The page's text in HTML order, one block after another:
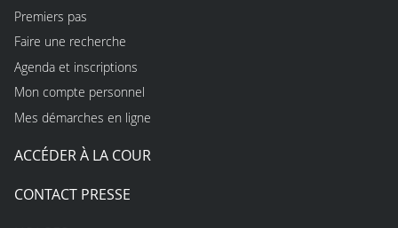
Premiers pas
Faire une recherche
Agenda et inscriptions
Mon compte personnel
Mes démarches en ligne
ACCÉDER À LA COUR
CONTACT PRESSE